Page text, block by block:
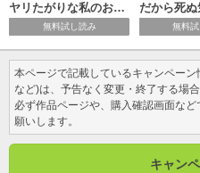
ヤリたがりな私のお盛ん日記（分冊版）
無料試し読み 無料
本ページで記載しているキャンペー
など)は、予告なく変更・終了する場
必ず作品ページや、購入確認画面な
願いします。
キャン